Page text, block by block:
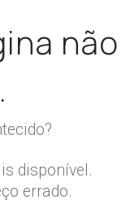
não
disponível.
errado.